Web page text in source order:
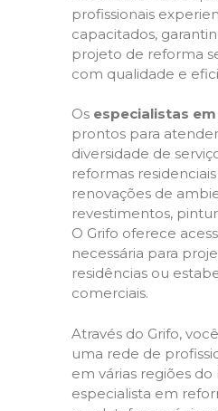
profissionais
capacitados,
projeto de reforma
com qualidade e
Os especialistas
prontos para
diversidade de
reformas
renovações de
revestimentos,
O Grifo oferece
necessária para
residências ou
comerciais.
Através do Grifo,
uma rede de
em várias regiões do
especialista em